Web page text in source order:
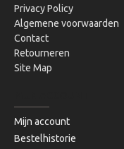
Privacy Policy
Algemene voorwaarden
Contact
Retourneren
Site Map
Mijn account
Bestelhistorie